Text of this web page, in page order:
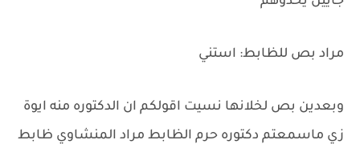
مراد بص للظابط: استني
وبعدين بص لخلانها نسيت اقولكم ان الدكتوره منه ايوة
زي ماسمعتم دكتوره حرم الظابط مراد المنشاوي ظابط